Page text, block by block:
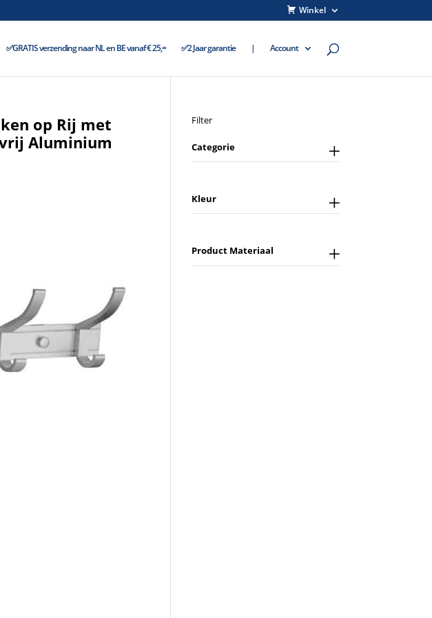
Winkel
✅GRATIS verzending naar NL en BE vanaf € 25,= ✅2 Jaar garantie | Account
op Rij met
Aluminium
Filter
Categorie
Kleur
Product Materiaal